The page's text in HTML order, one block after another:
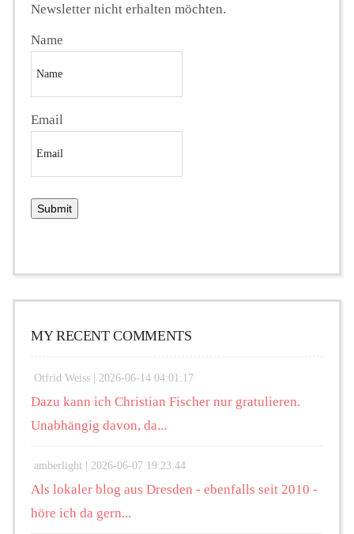
Newsletter nicht erhalten möchten.
Name
Email
MY RECENT COMMENTS
Otfrid Weiss | 2026-06-14 04:01:17
Dazu kann ich Christian Fischer nur gratulieren.
Unabhängig davon, da...
amberlight | 2026-06-07 19:23:44
Als lokaler blog aus Dresden - ebenfalls seit 2010 -
höre ich da gern...